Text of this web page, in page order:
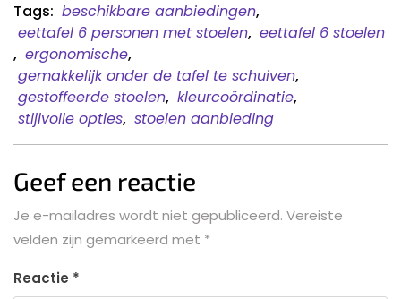
Tags: beschikbare aanbiedingen,
eettafel 6 personen met stoelen, eettafel 6 stoelen
, ergonomische,
gemakkelijk onder de tafel te schuiven,
gestoffeerde stoelen, kleurcoördinatie,
stijlvolle opties, stoelen aanbieding
Geef een reactie
Je e-mailadres wordt niet gepubliceerd. Vereiste
velden zijn gemarkeerd met *
Reactie *